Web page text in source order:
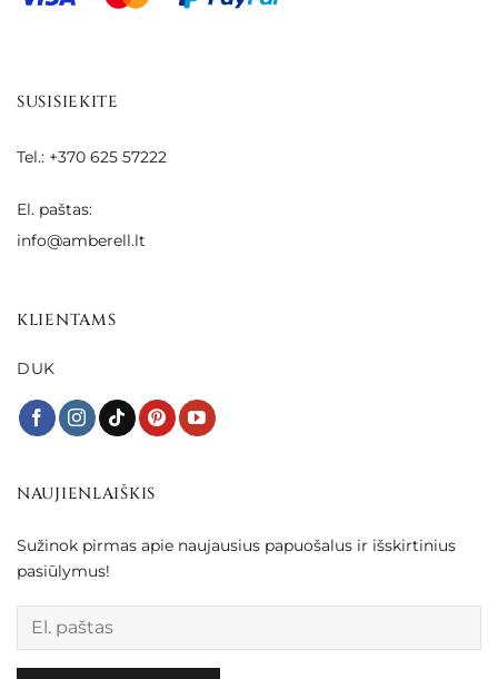
SUSISIEKITE
Tel.: +370 625 57222
El. paštas:
info@amberell.lt
KLIENTAMS
DUK
NAUJIENLAIŠKIS
Sužinok pirmas apie naujausius papuošalus ir išskirtinius
pasiūlymus!